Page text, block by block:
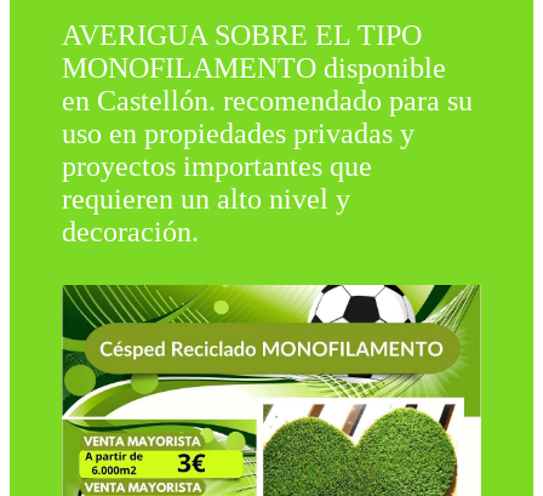
AVERIGUA SOBRE EL TIPO
MONOFILAMENTO disponible
en Castellón. recomendado para su
uso en propiedades privadas y
proyectos importantes que
requieren un alto nivel y
decoración.